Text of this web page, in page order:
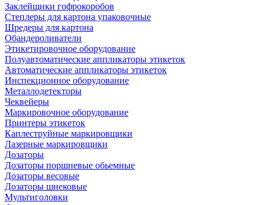
Заклейщики гофрокоробов
Степлеры для картона упаковочные
Шредеры для картона
Обандероливатели
Этикетировочное оборудование
Полуавтоматические аппликаторы этикеток
Автоматические аппликаторы этикеток
Инспекционное оборудование
Металлодетекторы
Чеквейеры
Маркировочное оборудование
Принтеры этикеток
Каплеструйные маркировщики
Лазерные маркировщики
Дозаторы
Дозаторы поршневые обьемные
Дозаторы весовые
Дозаторы шнековые
Мультиголовки